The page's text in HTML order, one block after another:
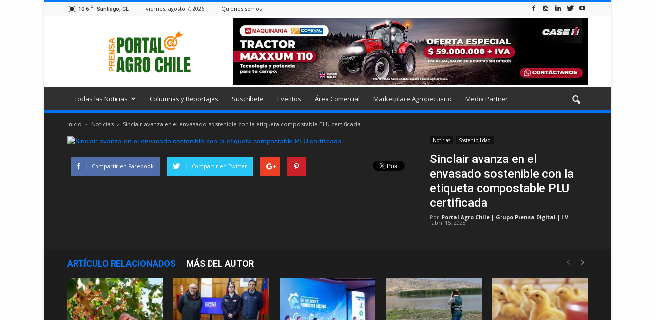
10.6 C Santiago, CL viernes, agosto 7, 2026 Quienes somos
Todas las Noticias Columnas y Reportajes Suscríbete Eventos Área Comercial Marketplace Agropecuario Media Partner
Inicio Noticias Sinclair avanza en el envasado sostenible con la etiqueta compostable PLU certificada
Noticias Sostenibilidad
Sinclair avanza en el
envasado sostenible con la
etiqueta compostable PLU
certificada
Por Portal Agro Chile | Grupo Prensa Digital | I.V -
abril 15, 2025
Compartir en Facebook Compartir en Twitter
ARTÍCULO RELACIONADOS MÁS DEL AUTOR